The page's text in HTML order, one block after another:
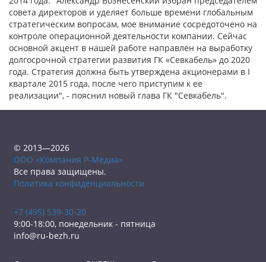
совета директоров и уделяет больше времени глобальным
стратегическим вопросам, мое внимание сосредоточено на
контроле операционной деятельности компании. Сейчас
основной акцент в нашей работе направлен на выработку
долгосрочной стратегии развития ГК «Севкабель» до 2020
года. Стратегия должна быть утверждена акционерами в I
квартале 2015 года, после чего приступим к ее
реализации", - пояснил новый глава ГК "Севкабель".
© 2013—2026
ООО «Компания Р-Медиа»
Все права защищены.
Политика конфиденциальности
+7 (495) 539-30-20
9:00-18:00, понедельник - пятница
info@ru-bezh.ru